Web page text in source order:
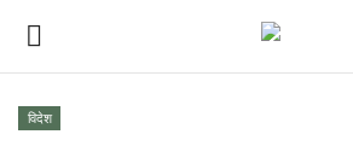
विदेश